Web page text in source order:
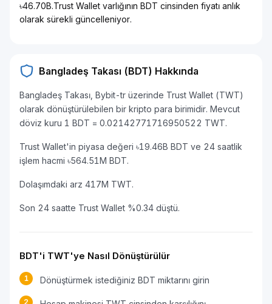
৳46.70B.Trust Wallet varlığının BDT cinsinden fiyatı anlık
olarak sürekli güncelleniyor.
Bangladeş Takası (BDT) Hakkında
Bangladeş Takası, Bybit-tr üzerinde Trust Wallet (TWT)
olarak dönüştürülebilen bir kripto para birimidir. Mevcut
döviz kuru 1 BDT = 0.02142771716950522 TWT.
Trust Wallet'in piyasa değeri ৳19.46B BDT ve 24 saatlik
işlem hacmi ৳564.51M BDT.
Dolaşımdaki arz 417M TWT.
Son 24 saatte Trust Wallet %0.34 düştü.
BDT'i TWT'ye Nasıl Dönüştürülür
1 Dönüştürmek istediğiniz BDT miktarını girin
2